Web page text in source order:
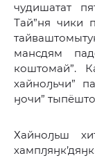
чудишатат
Тай”ня чики
мансдям
коштомай”.
хайноԓьчи”
ӈочи”
Хайноԓьш